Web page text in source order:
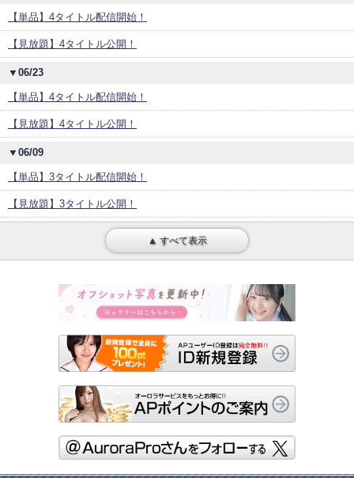
【単品】4タイトル配信開始！
【見放題】4タイトル公開！
▼06/23
【単品】4タイトル配信開始！
【見放題】4タイトル公開！
▼06/09
【単品】3タイトル配信開始！
【見放題】3タイトル公開！
▲ すべて表示